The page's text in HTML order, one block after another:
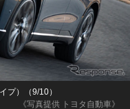
《写真提供 トヨタ自動車》
プ）（9/10）